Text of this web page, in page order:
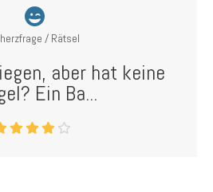
/ Rätsel
aber hat keine
Ein Ba...